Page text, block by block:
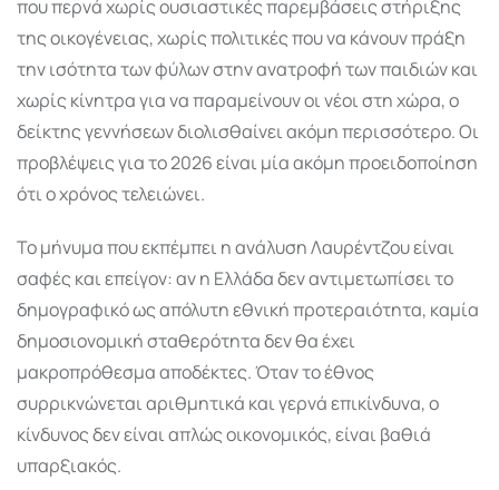
που περνά χωρίς ουσιαστικές παρεμβάσεις στήριξης
της οικογένειας, χωρίς πολιτικές που να κάνουν πράξη
την ισότητα των φύλων στην ανατροφή των παιδιών και
χωρίς κίνητρα για να παραμείνουν οι νέοι στη χώρα, ο
δείκτης γεννήσεων διολισθαίνει ακόμη περισσότερο. Οι
προβλέψεις για το 2026 είναι μία ακόμη προειδοποίηση
ότι ο χρόνος τελειώνει.
Το μήνυμα που εκπέμπει η ανάλυση Λαυρέντζου είναι
σαφές και επείγον: αν η Ελλάδα δεν αντιμετωπίσει το
δημογραφικό ως απόλυτη εθνική προτεραιότητα, καμία
δημοσιονομική σταθερότητα δεν θα έχει
μακροπρόθεσμα αποδέκτες. Όταν το έθνος
συρρικνώνεται αριθμητικά και γερνά επικίνδυνα, ο
κίνδυνος δεν είναι απλώς οικονομικός, είναι βαθιά
υπαρξιακός.